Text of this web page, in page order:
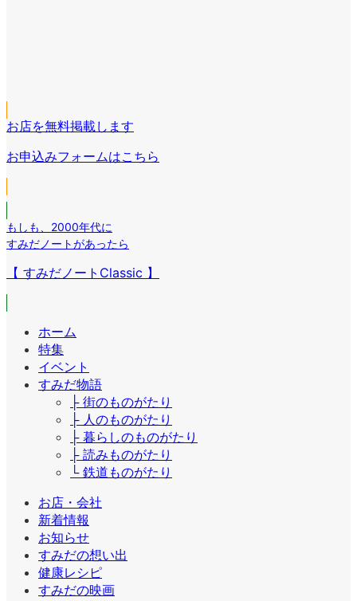
リ
ン
ク
ン
リ
ク
ン
ン
ク
お店を無料掲載します
お申込みフォームはこちら
もしも
2000年代に
すみだノートがあったら
【 すみだノートClassic 】
ホーム
特集
イベント
すみだ物語
├ 街のものがたり
├ 人のものがたり
├ 暮らしのものがたり
├ 読みものがたり
└ 鉄道ものがたり
お店・会社
新着情報
お知らせ
すみだの想い出
健康レシピ
すみだの映画